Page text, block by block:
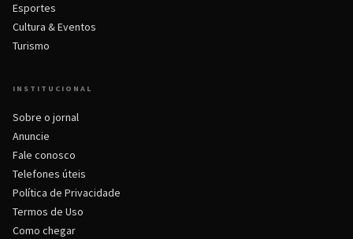
Esportes
Cultura & Eventos
Turismo
INSTITUCIONAL
Sobre o jornal
Anuncie
Fale conosco
Telefones úteis
Política de Privacidade
Termos de Uso
Como chegar